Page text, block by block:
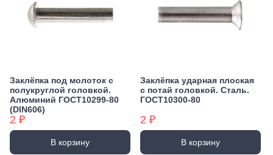
Заклёпка под молоток с
полукруглой головкой.
Алюминий ГОСТ10299-80
(DIN606)
2 ₽
В корзину
Заклёпка ударная плоская
с потай головкой. Сталь.
ГОСТ10300-80
2 ₽
В корзину